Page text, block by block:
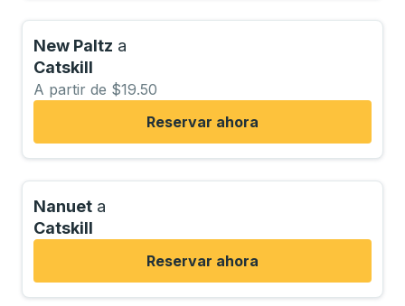
New Paltz a
Catskill
A partir de $19.50
Reservar ahora
Nanuet a
Catskill
Reservar ahora